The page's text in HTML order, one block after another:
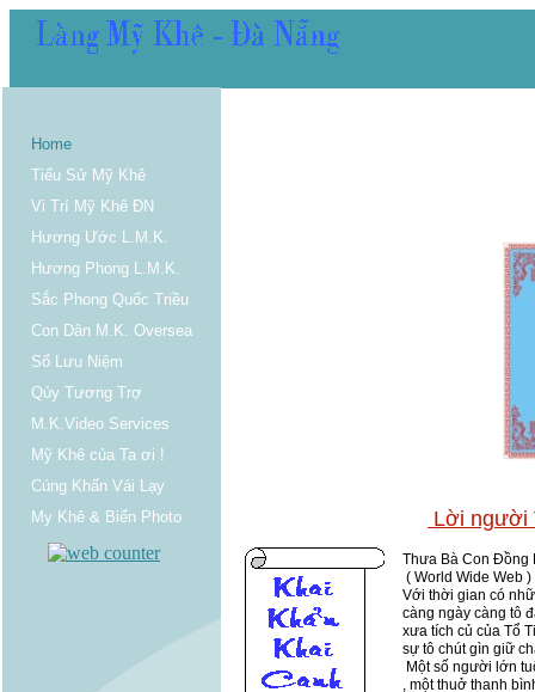
Home
Tiểu Sử Mỹ Khê
Vi Trí Mỹ Khê ĐN
Hương Ước L.M.K.
Hương Phong L.M.K.
Sắc Phong Quốc Triều
Con Dân M.K. Oversea
Sổ Lưu Niệm
Qủy Tương Trợ
M.K.Video Services
Mỹ Khê của Ta ơi !
Cúng Khấn Vái Lạy
My Khê & Biển Photo
Lời người
Thưa Bà Con Đồng
( World Wide Web )
Với thời gian có
càng ngày càng tô
xưa tích củ của Tổ
sự tô chút gìn giữ
Một số người lớn
, một thuở thanh